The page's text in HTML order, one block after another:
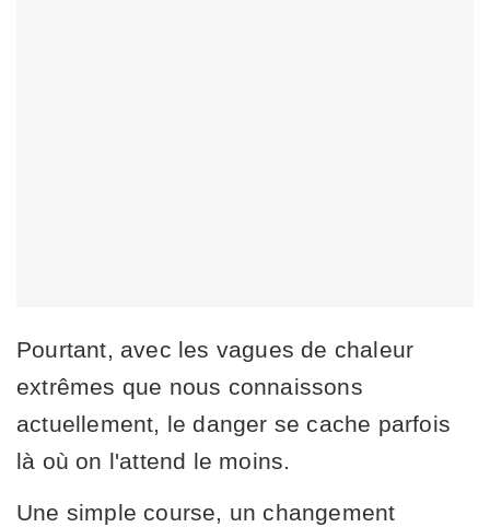
Pourtant, avec les vagues de chaleur
extrêmes que nous connaissons
actuellement, le danger se cache parfois
là où on l'attend le moins.
Une simple course, un changement